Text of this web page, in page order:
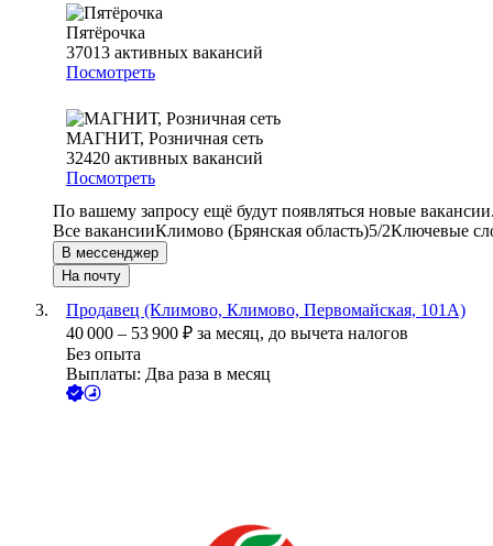
Пятёрочка
37013 активных вакансий
Посмотреть
МАГНИТ, Розничная сеть
32420 активных вакансий
Посмотреть
По вашему запросу ещё будут появляться новые
Все вакансииКлимово (Брянская область)5/2Ключевые
В мессенджер
На почту
Продавец (Климово, Климово, Первомайская, 101А)
40 000 – 53 900 ₽ за месяц, до вычета налогов
Без опыта
Выплаты: Два раза в месяц